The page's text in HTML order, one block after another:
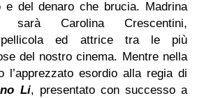
e del denaro che brucia. Madrina
sarà Carolina Crescentini,
pellicola ed attrice tra le più
del nostro cinema. Mentre nella
l’apprezzato esordio alla regia di
Li, presentato con successo a